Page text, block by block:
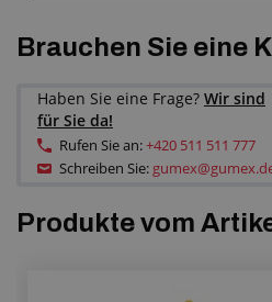
Brauchen Sie eine
Haben Sie eine Frage? Wir sind
für Sie da!
Rufen Sie an:+420 511 511 777
Schreiben Sie:
Produkte vom